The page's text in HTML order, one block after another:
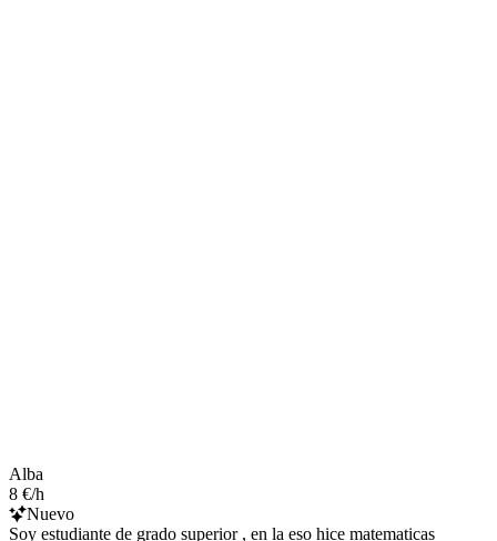
Alba
8 €/h
Nuevo
Soy estudiante de grado superior , en la eso hice matematicas